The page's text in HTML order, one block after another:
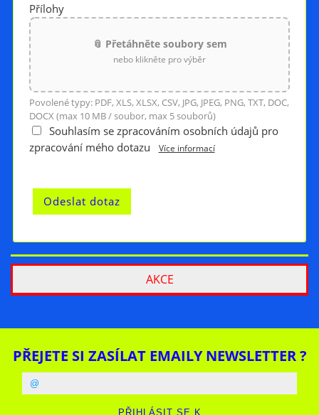
Přílohy
📎 Přetáhněte soubory sem
nebo klikněte pro výběr
Povolené typy: PDF, XLS, XLSX, CSV, JPG, JPEG, PNG, TXT, DOC,
DOCX (max 10 MB / soubor, max 5 souborů)
Souhlasím se zpracováním osobních údajů pro
zpracování mého dotazu
Více informací
AKCE
PŘEJETE SI ZASÍLAT EMAILY NEWSLETTER ?